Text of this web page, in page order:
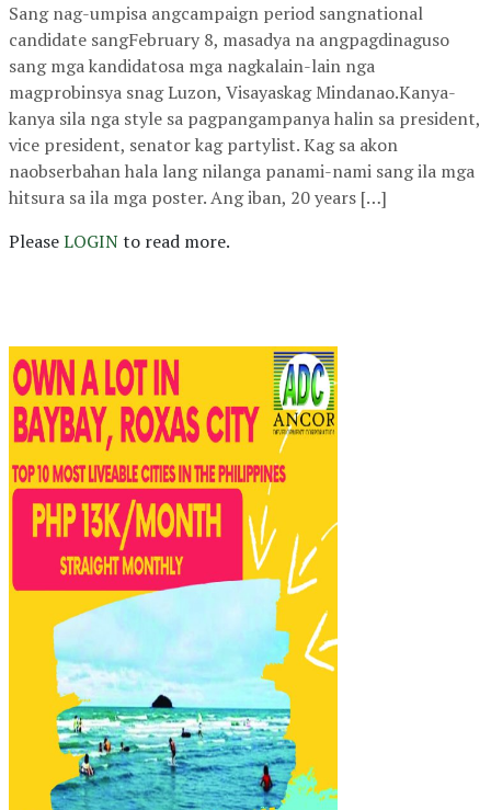
Sang nag-umpisa angcampaign period sangnational
candidate sangFebruary 8, masadya na angpagdinaguso
sang mga kandidatosa mga nagkalain-lain nga
magprobinsya snag Luzon, Visayaskag Mindanao.Kanya-
kanya sila nga style sa pagpangampanya halin sa president,
vice president, senator kag partylist. Kag sa akon
naobserbahan hala lang nilanga panami-nami sang ila mga
hitsura sa ila mga poster. Ang iban, 20 years […]
PleaseLOGINto read more.